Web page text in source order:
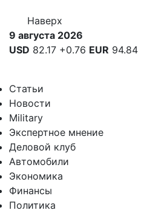
Наверх
9 августа 2026
USD 82.17 +0.76 EUR 94.84
Статьи
Новости
Military
Экспертное мнение
Деловой клуб
Автомобили
Экономика
Финансы
Политика